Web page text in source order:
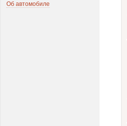
Об автомобиле